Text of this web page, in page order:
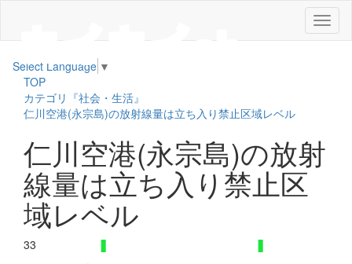
メ
ニ
Select Language ▼
TOP
カテゴリ『社会・生活』
仁川空港(永宗島)の放射線量は立ち入り禁止区域レベル
仁川空港(永宗島)の放射
線量は立ち入り禁止区
域レベル
33